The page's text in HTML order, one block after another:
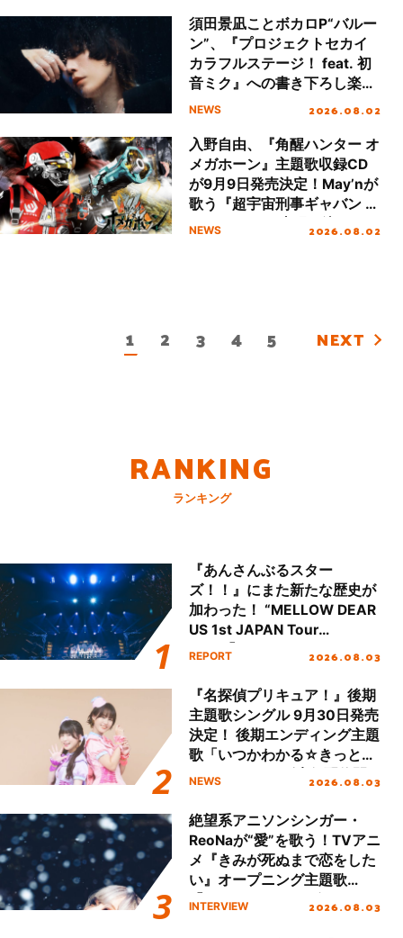
須田景凪ことボカロP“バルー
ン”、『プロジェクトセカイ
カラフルステージ！ feat. 初
音ミク』への書き下ろし楽曲
「レム」配信リリース！
NEWS 2026.08.02
入野自由、『角醒ハンター オ
メガホーン』主題歌収録CD
が9月9日発売決定！May’nが
歌う『超宇宙刑事ギャバン イ
ンフィニティ 太陽が泣いた
NEWS 2026.08.02
1 2 3 4 5 NEXT
RANKING
ランキング
『あんさんぶるスター
ズ！！』にまた新たな歴史が
加わった！ “MELLOW DEAR
US 1st JAPAN Tour
Final「NICE to meet YOU
ート!!
REPORT 2026.08.03
『名探偵プリキュア！』後期
主題歌シングル 9月30日発売
決定！ 後期エンディング主題
歌「いつかわかる☆きっとあ
える」TVサイズ先行配信開
NEWS 2026.08.03
絶望系アニソンシンガー・
ReoNaが“愛”を歌う！TVアニ
メ『きみが死ぬまで恋をした
い』オープニング主題歌
「Amore」インタビュー
INTERVIEW 2026.08.03